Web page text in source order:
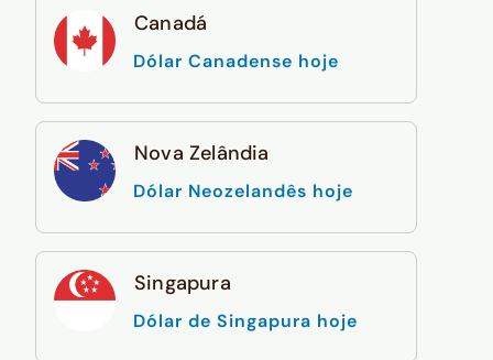
Canadá
Dólar Canadense hoje
Nova Zelândia
Dólar Neozelandês hoje
Singapura
Dólar de Singapura hoje